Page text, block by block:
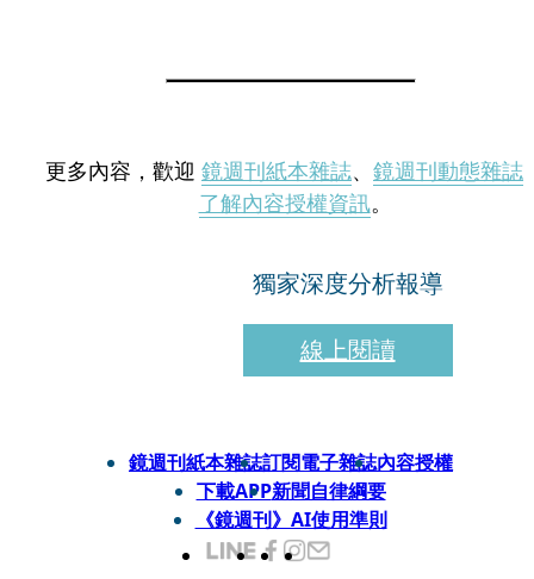
更多內容，歡迎 鏡週刊紙本雜誌、 鏡週刊動態雜誌
了解內容授權資訊。
獨家深度分析報導
線上閱讀
鏡週刊紙本雜誌訂閱電子雜誌內容授權
下載APP新聞自律綱要
《鏡週刊》AI使用準則